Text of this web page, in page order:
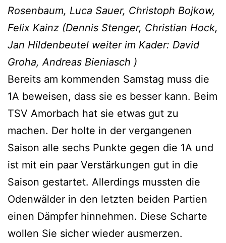
Rosenbaum, Luca Sauer, Christoph Bojkow,
Felix Kainz (Dennis Stenger, Christian Hock,
Jan Hildenbeutel weiter im Kader: David
Groha, Andreas Bieniasch )
Bereits am kommenden Samstag muss die
1A beweisen, dass sie es besser kann. Beim
TSV Amorbach hat sie etwas gut zu
machen. Der holte in der vergangenen
Saison alle sechs Punkte gegen die 1A und
ist mit ein paar Verstärkungen gut in die
Saison gestartet. Allerdings mussten die
Odenwälder in den letzten beiden Partien
einen Dämpfer hinnehmen. Diese Scharte
wollen Sie sicher wieder ausmerzen.